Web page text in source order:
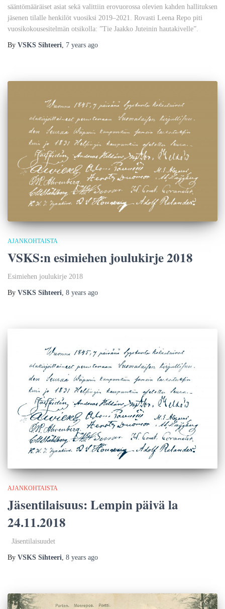
sääntömääräiset asiat sekä valittiin erovuorossa olevien kahden hallituksen
jäsenen tilalle henkilöt vuosiksi 2019–2021. Rovasti Leena Repo piti
vuosikokousesitelmän otsikolla: ”Tie Jaakko Juteinin hautakivelle”.
By VSKS Sihteeri 7 years ago
AJANKOHTAISTA
VSKS:n esimiehen joulukirje 2018
Esimiehen joulukirje 2018
By VSKS Sihteeri 8 years ago
AJANKOHTAISTA
Jäsentilaisuus: Lempin päivä la
24.11.2018
Jäsentilaisuudet
By VSKS Sihteeri, 8 years ago